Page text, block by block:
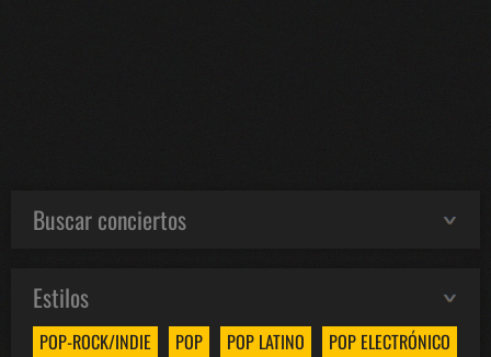
Buscar conciertos
Estilos
POP-ROCK/INDIE POP POP LATINO
POP ELECTRÓNICO